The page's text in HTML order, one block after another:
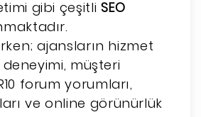
gibi çeşitli SEO
ajansların hizmet
müşteri
forum yorumları,
ve online görünürlük